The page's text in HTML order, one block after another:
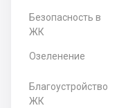
Безопасность в
ЖК
Озеленение
Благоустройство
ЖК